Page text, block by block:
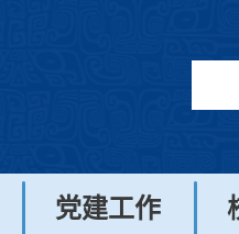
党建工作